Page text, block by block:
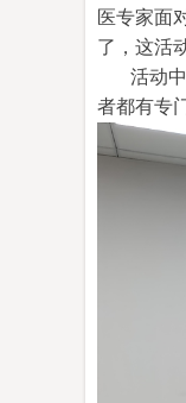
医专家面
了，这活
活动
者都有专